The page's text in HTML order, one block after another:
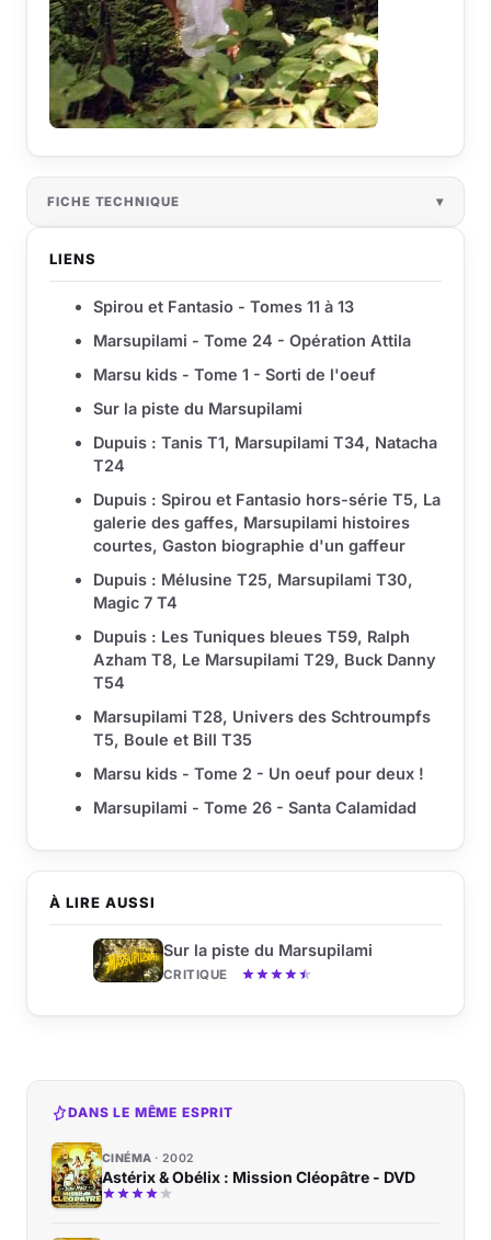
À LIRE AUSSI
Sur la piste du Marsupilami
CRITIQUE
FICHE TECHNIQUE
LIENS
Spirou et Fantasio - Tomes 11 à 13
Marsupilami - Tome 24 - Opération Attila
Marsu kids - Tome 1 - Sorti de l'oeuf
Sur la piste du Marsupilami
Dupuis : Tanis T1, Marsupilami T34, Natacha
T24
Dupuis : Spirou et Fantasio hors-série T5, La
galerie des gaffes, Marsupilami histoires
courtes, Gaston biographie d'un gaffeur
Dupuis : Mélusine T25, Marsupilami T30,
Magic 7 T4
Dupuis : Les Tuniques bleues T59, Ralph
Azham T8, Le Marsupilami T29, Buck Danny
T54
Marsupilami T28, Univers des Schtroumpfs
T5, Boule et Bill T35
Marsu kids - Tome 2 - Un oeuf pour deux !
Marsupilami - Tome 26 - Santa Calamidad
DANS LE MÊME ESPRIT
CINÉMA 2002
Astérix & Obélix : Mission Cléopâtre - DVD